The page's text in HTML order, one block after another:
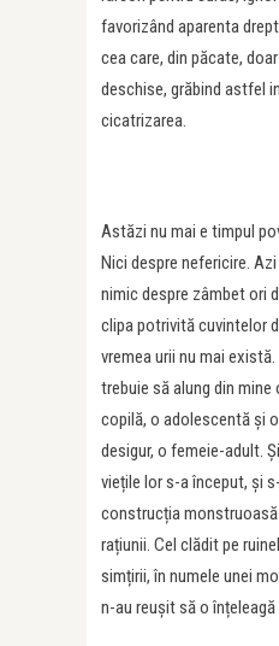
favorizând aparenta
cea care, din păcate,
deschise, grăbind astfel
cicatrizarea.
Astăzi nu mai e timpul
Nici despre nefericire.
nimic despre zâmbet ori
clipa potrivită cuvintelor
vremea urii nu mai există.
trebuie să alung din
copilă, o adolescentă și
desigur, o femeie-adult.
viețile lor s-a început, și
construcția
rațiunii. Cel clădit pe
simțirii, în numele unei
n-au reușit să o